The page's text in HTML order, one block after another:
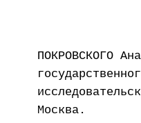
ПОКРОВСКОГО
Москва.